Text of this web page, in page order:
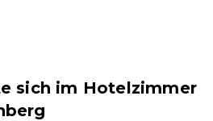
sich im Hotelzimmer